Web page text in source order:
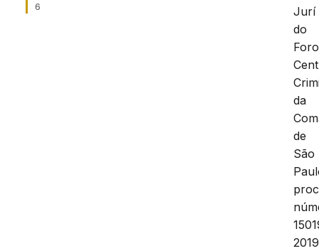
6
Jurí
do
Foro
da
de
São